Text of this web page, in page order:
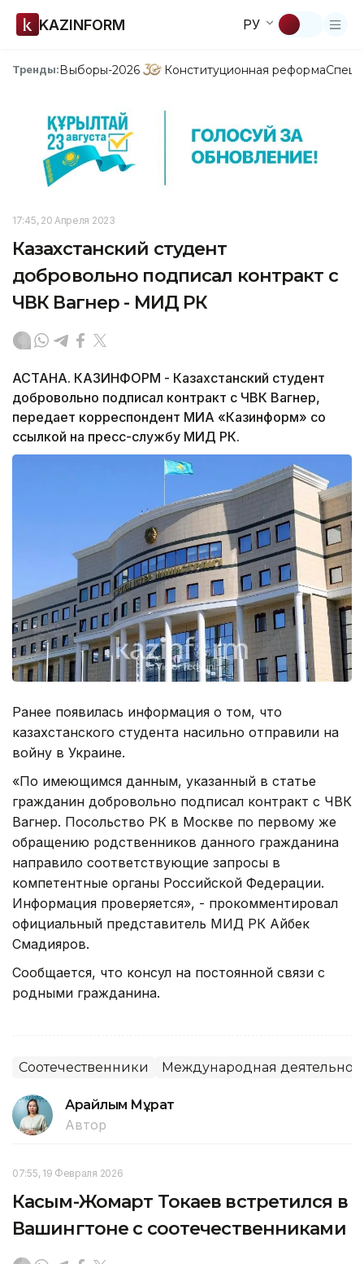
KAZINFORM РУ
Тренды:Выборы-2026 Конституционная реформа
17:45, 20 Апреля 2023
Казахстанский студент
добровольно подписал контракт с
ЧВК Вагнер - МИД РК
АСТАНА. КАЗИНФОРМ - Казахстанский студент
добровольно подписал контракт с ЧВК Вагнер,
передает корреспондент МИА «Казинформ» со
ссылкой на пресс-службу МИД РК.
Ранее появилась информация о том, что
казахстанского студента насильно отправили на
войну в Украине.
«По имеющимся данным, указанный в статье
гражданин добровольно подписал контракт с ЧВК
Вагнер. Посольство РК в Москве по первому же
обращению родственников данного гражданина
направило соответствующие запросы в
компетентные органы Российской Федерации.
Информация проверяется», - прокомментировал
официальный представитель МИД РК Айбек
Смадияров.
Сообщается, что консул на постоянной связи с
родными гражданина.
Соотечественники Международная
Арайлым Мұрат
Автор
07:55, 19 Февраля 2026
Касым-Жомарт Токаев встретился в
Вашингтоне с соотечественниками